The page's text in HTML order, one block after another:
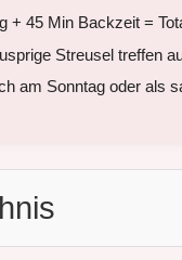
+ 45 Min Backzeit =
Streusel treffen
am Sonntag oder als